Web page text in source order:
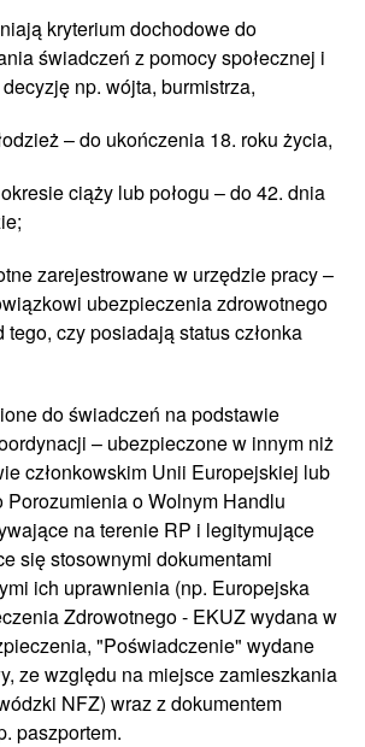
kryterium dochodowe do
świadczeń z pomocy społecznej i
decyzję np. wójta, burmistrza,
– do ukończenia 18. roku życia,
ciąży lub połogu – do 42. dnia
zarejestrowane w urzędzie pracy –
ubezpieczenia zdrowotnego
tego, czy posiadają status członka
do świadczeń na podstawie
– ubezpieczone w innym niż
członkowskim Unii Europejskiej lub
Porozumienia o Wolnym Handlu
na terenie RP i legitymujące
się stosownymi dokumentami
ich uprawnienia (np. Europejska
Zdrowotnego - EKUZ wydana w
"Poświadczenie" wydane
ze względu na miejsce zamieszkania
NFZ) wraz z dokumentem
paszportem.